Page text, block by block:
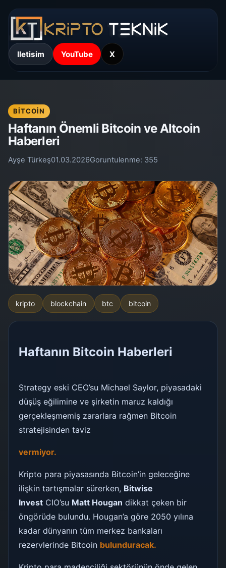
Iletisim YouTube X
BITCOIN
Haftanın Önemli Bitcoin ve Altcoin
Haberleri
Ayşe Türkeş01.03.2026Goruntulenme: 355
kripto blockchain btc bitcoin
Haftanın Bitcoin Haberleri
Strategy eski CEO’su Michael Saylor, piyasadaki
düşüş eğilimine ve şirketin maruz kaldığı
gerçekleşmemiş zararlara rağmen Bitcoin
stratejisinden taviz
vermiyor.
Kripto para piyasasında Bitcoin’in geleceğine
ilişkin tartışmalar sürerken, Bitwise
Invest CIO’su Matt Hougan dikkat çeken bir
öngörüde bulundu. Hougan’a göre 2050 yılına
kadar dünyanın tüm merkez bankaları
rezervlerinde Bitcoin bulunduracak.